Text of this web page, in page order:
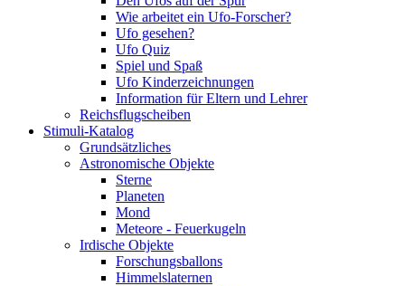
Wie arbeitet ein Ufo-Forscher?
Ufo gesehen?
Ufo Quiz
Spiel und Spaß
Ufo Kinderzeichnungen
Information für Eltern und Lehrer
Reichsflugscheiben
Stimuli-Katalog
Grundsätzliches
Astronomische Objekte
Sterne
Planeten
Mond
Meteore - Feuerkugeln
Irdische Objekte
Forschungsballons
Himmelslaternen